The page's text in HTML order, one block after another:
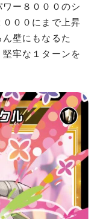
ー８０００のシ
００にまで上昇
壁にもなるた
牢な１ターンを